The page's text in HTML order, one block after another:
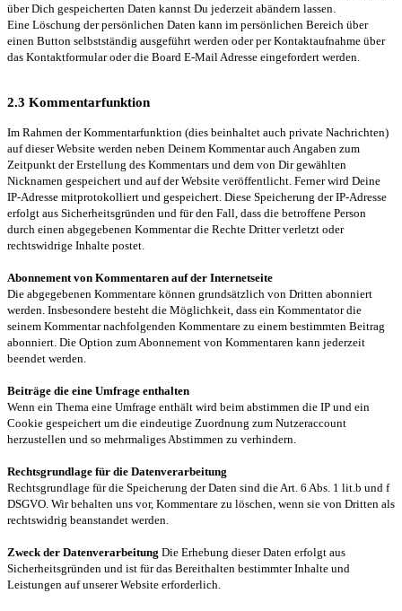
über Dich gespeicherten Daten kannst Du jederzeit abändern lassen.
Eine Löschung der persönlichen Daten kann im persönlichen Bereich über
einen Button selbstständig ausgeführt werden oder per Kontaktaufnahme über
das Kontaktformular oder die Board E-Mail Adresse eingefordert werden.
2.3 Kommentarfunktion
Im Rahmen der Kommentarfunktion (dies beinhaltet auch private Nachrichten)
auf dieser Website werden neben Deinem Kommentar auch Angaben zum
Zeitpunkt der Erstellung des Kommentars und dem von Dir gewählten
Nicknamen gespeichert und auf der Website veröffentlicht. Ferner wird Deine
IP-Adresse mitprotokolliert und gespeichert. Diese Speicherung der IP-Adresse
erfolgt aus Sicherheitsgründen und für den Fall, dass die betroffene Person
durch einen abgegebenen Kommentar die Rechte Dritter verletzt oder
rechtswidrige Inhalte postet.
Abonnement von Kommentaren auf der Internetseite
Die abgegebenen Kommentare können grundsätzlich von Dritten abonniert
werden. Insbesondere besteht die Möglichkeit, dass ein Kommentator die
seinem Kommentar nachfolgenden Kommentare zu einem bestimmten Beitrag
abonniert. Die Option zum Abonnement von Kommentaren kann jederzeit
beendet werden.
Beiträge die eine Umfrage enthalten
Wenn ein Thema eine Umfrage enthält wird beim abstimmen die IP und ein
Cookie gespeichert um die eindeutige Zuordnung zum Nutzeraccount
herzustellen und so mehrmaliges Abstimmen zu verhindern.
Rechtsgrundlage für die Datenverarbeitung
Rechtsgrundlage für die Speicherung der Daten sind die Art. 6 Abs. 1 lit.b und f
DSGVO. Wir behalten uns vor, Kommentare zu löschen, wenn sie von Dritten als
rechtswidrig beanstandet werden.
Zweck der Datenverarbeitung Die Erhebung dieser Daten erfolgt aus
Sicherheitsgründen und ist für das Bereithalten bestimmter Inhalte und
Leistungen auf unserer Website erforderlich.